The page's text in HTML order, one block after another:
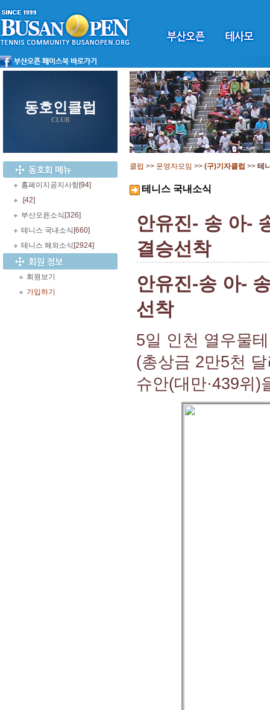
동호인클럽
CLUB
홈페이지공지사항[94]
.[42]
부산오픈소식 [326]
테니스 국내소식 [660]
테니스 해외소식 [2924]
회원보기
가입하기
클럽 >> 운영자모임 >> (구)기자클럽 >> 테
테니스 국내소식
안유진- 송 아-
결승선착
안유진-송 아-
선착
5일 인천 열우물
(총상금 2만5천
슈안(대만·439위